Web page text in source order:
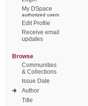
My DSpace
authorized users
Edit Profile
Receive email
updates
Browse
Communities
& Collections
Issue Date
Author
Title